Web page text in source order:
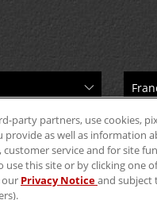
party partners, use cookies,
as well as information
customer service and for site
use this site or by clicking one
our Privacy Noticeand subject